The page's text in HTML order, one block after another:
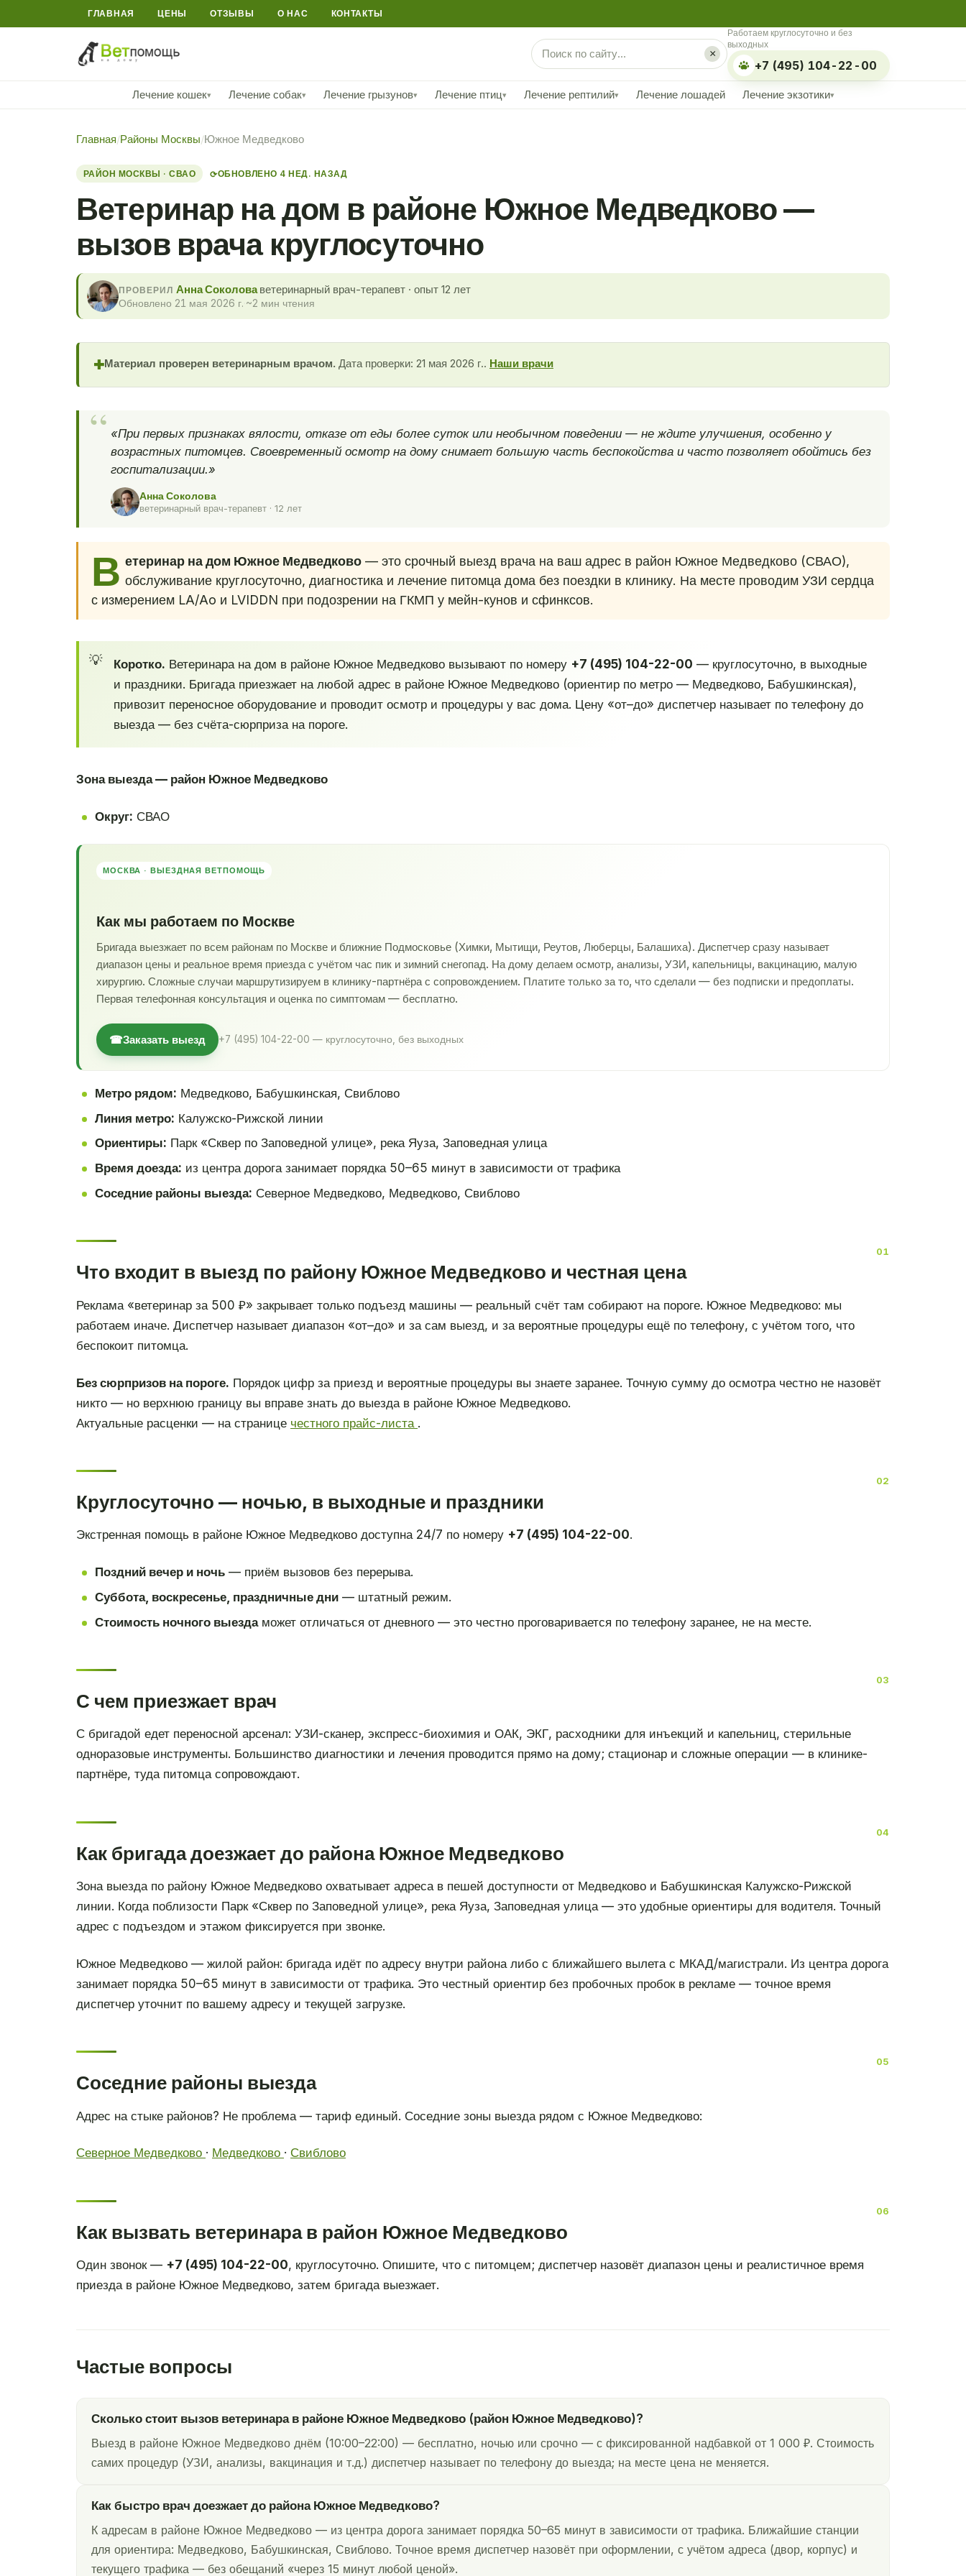
ГЛАВНАЯ ЦЕНЫ ОТЗЫВЫ О НАС КОНТАКТЫ
×
Работаем круглосуточно и без
выходных
+7 (495) 104-22-00
Лечение кошек▾ Лечение собак▾ Лечение грызунов▾ Лечение птиц▾ Лечение рептилий▾ Лечение лошадей Лечение экзотики▾
Главная/Районы Москвы/Южное Медведково
РАЙОН МОСКВЫ · СВАО ⟳ОБНОВЛЕНО 4 НЕД. НАЗАД
Ветеринар на дом в районе Южное Медведково —
вызов врача круглосуточно
ПРОВЕРИЛ Анна Соколоваветеринарный врач-терапевт · опыт 12 лет
Обновлено 21 мая 2026 г. ~2 мин чтения
✚Материал проверен ветеринарным врачом. Дата проверки: 21 мая 2026 г.. Наши врачи
«При первых признаках вялости, отказе от еды более суток или необычном поведении — не ждите улучшения, особенно у
возрастных питомцев. Своевременный осмотр на дому снимает большую часть беспокойства и часто позволяет обойтись без
госпитализации.»
Анна Соколова
ветеринарный врач-терапевт · 12 лет
В етеринар на дом Южное Медведково— это срочный выезд врача на ваш адрес в район Южное Медведково (СВАО),
обслуживание круглосуточно, диагностика и лечение питомца дома без поездки в клинику. На месте проводим УЗИ сердца
с измерением LA/Ao и LVIDDN при подозрении на ГКМП у мейн-кунов и сфинксов.
Коротко. Ветеринара на дом в районе Южное Медведково вызывают по номеру +7 (495) 104-22-00 — круглосуточно, в выходные
и праздники. Бригада приезжает на любой адрес в районе Южное Медведково (ориентир по метро — Медведково, Бабушкинская),
привозит переносное оборудование и проводит осмотр и процедуры у вас дома. Цену «от–до» диспетчер называет по телефону до
выезда — без счёта-сюрприза на пороге.
Зона выезда — район Южное Медведково
Округ: СВАО
МОСКВА · ВЫЕЗДНАЯ ВЕТПОМОЩЬ
Как мы работаем по Москве
Бригада выезжает по всем районам по Москве и ближние Подмосковье (Химки, Мытищи, Реутов, Люберцы, Балашиха). Диспетчер сразу называет
диапазон цены и реальное время приезда с учётом час пик и зимний снегопад. На дому делаем осмотр, анализы, УЗИ, капельницы, вакцинацию, малую
хирургию. Сложные случаи маршрутизируем в клинику-партнёра с сопровождением. Платите только за то, что сделали — без подписки и предоплаты.
Первая телефонная консультация и оценка по симптомам — бесплатно.
☎Заказать выезд +7 (495) 104-22-00 — круглосуточно, без выходных
Метро рядом: Медведково, Бабушкинская, Свиблово
Линия метро: Калужско-Рижской линии
Ориентиры: Парк «Сквер по Заповедной улице», река Яуза, Заповедная улица
Время доезда: из центра дорога занимает порядка 50–65 минут в зависимости от трафика
Соседние районы выезда: Северное Медведково, Медведково, Свиблово
Что входит в выезд по району Южное Медведково и честная цена
Реклама «ветеринар за 500 ₽» закрывает только подъезд машины — реальный счёт там собирают на пороге. Южное Медведково: мы
работаем иначе. Диспетчер называет диапазон «от–до» и за сам выезд, и за вероятные процедуры ещё по телефону, с учётом того, что
беспокоит питомца.
Без сюрпризов на пороге. Порядок цифр за приезд и вероятные процедуры вы знаете заранее. Точную сумму до осмотра честно не назовёт
никто — но верхнюю границу вы вправе знать до выезда в районе Южное Медведково.
Актуальные расценки — на странице честного прайс-листа .
Круглосуточно — ночью, в выходные и праздники
Экстренная помощь в районе Южное Медведково доступна 24/7 по номеру +7 (495) 104-22-00.
Поздний вечер и ночь— приём вызовов без перерыва.
Суббота, воскресенье, праздничные дни— штатный режим.
Стоимость ночного выездаможет отличаться от дневного — это честно проговаривается по телефону заранее, не на месте.
С чем приезжает врач
С бригадой едет переносной арсенал: УЗИ-сканер, экспресс-биохимия и ОАК, ЭКГ, расходники для инъекций и капельниц, стерильные
одноразовые инструменты. Большинство диагностики и лечения проводится прямо на дому; стационар и сложные операции — в клинике-
партнёре, туда питомца сопровождают.
Как бригада доезжает до района Южное Медведково
Зона выезда по району Южное Медведково охватывает адреса в пешей доступности от Медведково и Бабушкинская Калужско-Рижской
линии. Когда поблизости Парк «Сквер по Заповедной улице», река Яуза, Заповедная улица — это удобные ориентиры для водителя. Точный
адрес с подъездом и этажом фиксируется при звонке.
Южное Медведково — жилой район: бригада идёт по адресу внутри района либо с ближайшего вылета с МКАД/магистрали. Из центра дорога
занимает порядка 50–65 минут в зависимости от трафика. Это честный ориентир без пробочных пробок в рекламе — точное время
диспетчер уточнит по вашему адресу и текущей загрузке.
Соседние районы выезда
Адрес на стыке районов? Не проблема — тариф единый. Соседние зоны выезда рядом с Южное Медведково:
Северное Медведково · Медведково · Свиблово
Как вызвать ветеринара в район Южное Медведково
Один звонок — +7 (495) 104-22-00, круглосуточно. Опишите, что с питомцем; диспетчер назовёт диапазон цены и реалистичное время
приезда в районе Южное Медведково, затем бригада выезжает.
Частые вопросы
Сколько стоит вызов ветеринара в районе Южное Медведково (район Южное Медведково)?
Выезд в районе Южное Медведково днём (10:00–22:00) — бесплатно, ночью или срочно — с фиксированной надбавкой от 1 000 ₽. Стоимость
самих процедур (УЗИ, анализы, вакцинация и т.д.) диспетчер называет по телефону до выезда; на месте цена не меняется.
Как быстро врач доезжает до района Южное Медведково?
К адресам в районе Южное Медведково — из центра дорога занимает порядка 50–65 минут в зависимости от трафика. Ближайшие станции
для ориентира: Медведково, Бабушкинская, Свиблово. Точное время диспетчер назовёт при оформлении, с учётом адреса (двор, корпус) и
текущего трафика — без обещаний «через 15 минут любой ценой».